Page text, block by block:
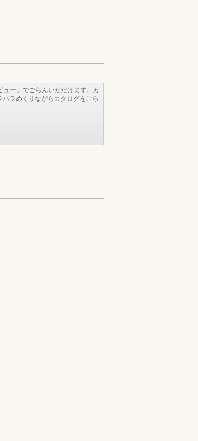
ュー」でごらんいただけます。カ
ラめくりながらカタログをごら
［066028］
［05703］
［05705］
［057057］